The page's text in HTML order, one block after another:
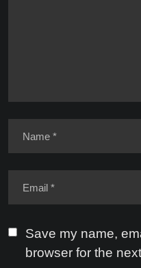
Save my name,
browser for the